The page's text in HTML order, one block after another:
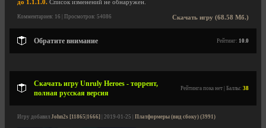
до 1.1.1.0. Список изменений не обнаружен.
Скачать игру (68.58 Мб.)
Комментариев: 16 | Просмотров: 54086
Обратите внимание Рейтинг: 10.0
Скачать игру Unruly Heroes - торрент,
полная русская версия
Рейтинга пока нет | Баллы: 38
Игру добавил John2s [11865|1666] | 2019-01-25 | Платформеры (вид сбоку) (3991)